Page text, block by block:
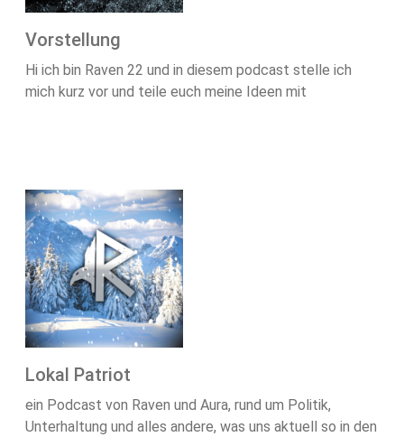
Vorstellung
Hi ich bin Raven 22 und in diesem podcast stelle ich
mich kurz vor und teile euch meine Ideen mit
Lokal Patriot
ein Podcast von Raven und Aura, rund um Politik,
Unterhaltung und alles andere, was uns aktuell so in den